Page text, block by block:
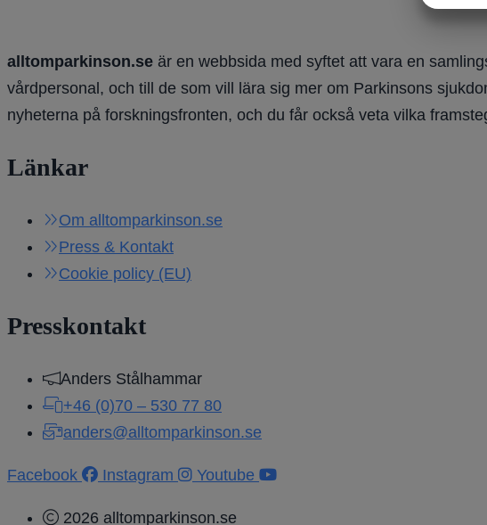
alltomparkinson.se är en webbsida med syftet att vara en
vårdpersonal, och till de som vill lära sig mer om Parkinsons
nyheterna på forskningsfronten, och du får också veta vilka
Länkar
Om alltomparkinson.se
Press & Kontakt
Cookie policy (EU)
Presskontakt
Anders Stålhammar
+46 (0)70 – 530 77 80
anders@alltomparkinson.se
Facebook Instagram Youtube
2026 alltomparkinson.se